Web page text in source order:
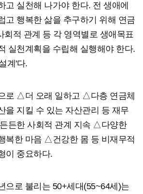
고 실천해 나가야 한다. 전 생애에
고 행복한 삶을 추구하기 위해 연금
회적 관계 등 각 영역별로 생애목표
실천계획을 수립해 실행해야 한다.
계'다.
로 △더 오래 일하고 △다층 연금체
지킬 수 있는 자산관리 등 재무
든한 사회적 관계 지속 △다양한
복한 마음 △건강한 몸 등 비재무적
이 중요하다.
으로 불리는 50+세대(55~64세)는